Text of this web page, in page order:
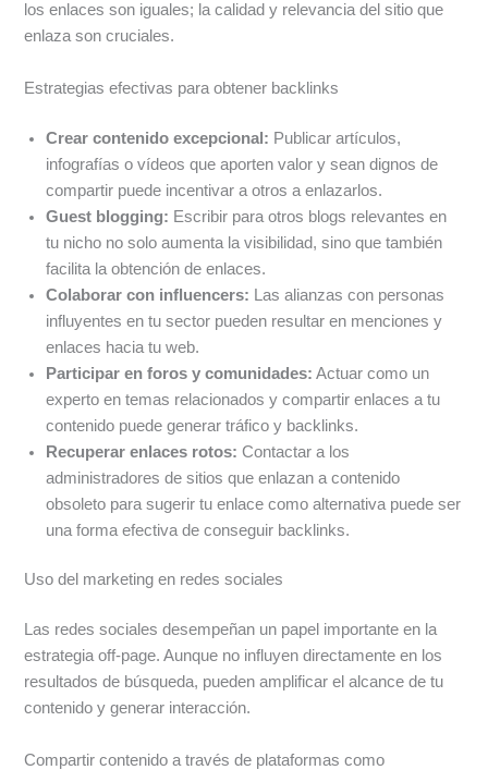
los enlaces son iguales; la calidad y relevancia del sitio que
enlaza son cruciales.
Estrategias efectivas para obtener backlinks
Crear contenido excepcional: Publicar artículos,
infografías o vídeos que aporten valor y sean dignos de
compartir puede incentivar a otros a enlazarlos.
Guest blogging: Escribir para otros blogs relevantes en
tu nicho no solo aumenta la visibilidad, sino que también
facilita la obtención de enlaces.
Colaborar con influencers: Las alianzas con personas
influyentes en tu sector pueden resultar en menciones y
enlaces hacia tu web.
Participar en foros y comunidades: Actuar como un
experto en temas relacionados y compartir enlaces a tu
contenido puede generar tráfico y backlinks.
Recuperar enlaces rotos: Contactar a los
administradores de sitios que enlazan a contenido
obsoleto para sugerir tu enlace como alternativa puede ser
una forma efectiva de conseguir backlinks.
Uso del marketing en redes sociales
Las redes sociales desempeñan un papel importante en la
estrategia off-page. Aunque no influyen directamente en los
resultados de búsqueda, pueden amplificar el alcance de tu
contenido y generar interacción.
Compartir contenido a través de plataformas como